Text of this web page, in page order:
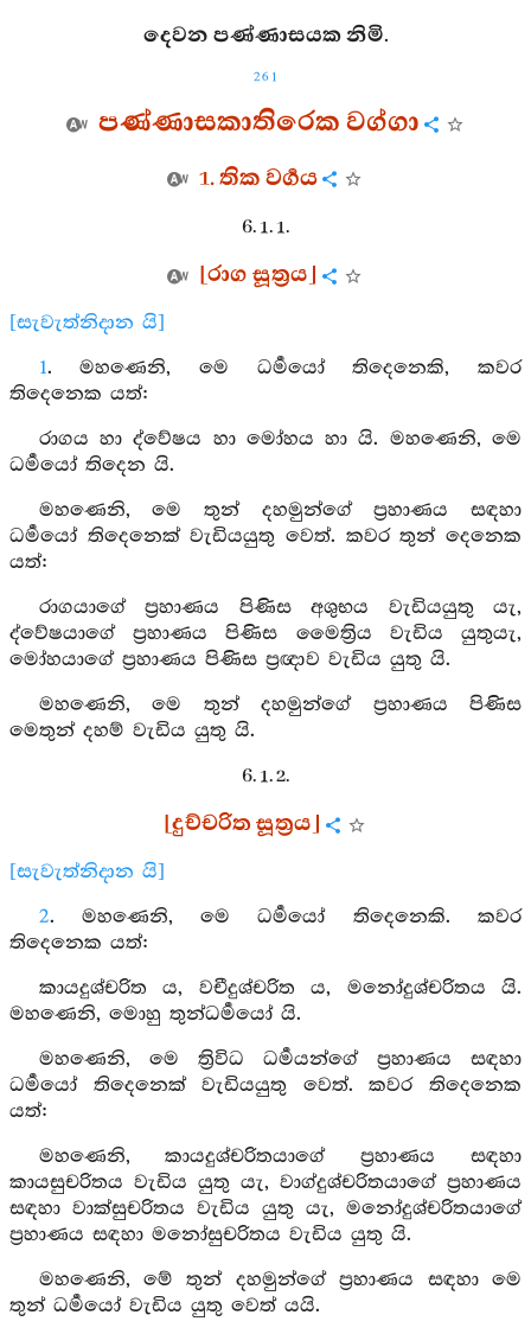
දෙවන පණ්ණාසයක නිමි.
261
පණ්ණාසකාතිරෙක වග්ගා
1. තික වර්‍ගය
6. 1. 1.
[රාග සූත්‍රය]
[සැවැත්නිදාන යි]
1. මහණෙනි, මෙ ධර්‍මයෝ තිදෙනෙකි, කවර
තිදෙනෙක යත්:
රාගය හා ද්වේෂය හා මෝහය හා යි. මහණෙනි, මෙ
ධර්‍මයෝ තිදෙන යි.
මහණෙනි, මෙ තුන් දහමුන්ගේ ප්‍රහාණය සඳහා
ධර්‍මයෝ තිදෙනෙක් වැඩියයුතු වෙත්. කවර තුන් දෙනෙක
යත්:
රාගයාගේ ප්‍රහාණය පිණිස අශුභය වැඩියයුතු යැ,
ද්වේෂයාගේ ප්‍රහාණය පිණිස මෛත්‍රිය වැඩිය යුතුයැ,
මෝහයාගේ ප්‍රහාණය පිණිස ප්‍රඥාව වැඩිය යුතු යි.
මහණෙනි, මෙ තුන් දහමුන්ගේ ප්‍රහාණය පිණිස
මෙතුන් දහම් වැඩිය යුතු යි.
6. 1. 2.
[දුච්චරිත සූත්‍රය]
[සැවැත්නිදාන යි]
2. මහණෙනි, මෙ ධර්‍මයෝ තිදෙනෙකි. කවර
තිදෙනෙක යත්:
කායදුශ්චරිත ය, වචීදුශ්චරිත ය, මනෝදුශ්චරිතය යි.
මහණෙනි, මොහු තුන්ධර්‍මයෝ යි.
මහණෙනි, මෙ ත්‍රිවිධ ධර්‍මයන්ගේ ප්‍රහාණය සඳහා
ධර්‍මයෝ තිදෙනෙක් වැඩියයුතු වෙත්. කවර තිදෙනෙක
යත්:
මහණෙනි, කායදුශ්චරිතයාගේ ප්‍රහාණය සඳහා
කායසුචරිතය වැඩිය යුතු යැ, වාග්දුශ්චරිතයාගේ ප්‍රහාණය
සඳහා වාක්සුචරිතය වැඩිය යුතු යැ, මනෝදුශ්චරිතයාගේ
ප්‍රහාණය සඳහා මනෝසුචරිතය වැඩිය යුතු යි.
මහණෙනි, මේ තුන් දහමුන්ගේ ප්‍රහාණය සඳහා මෙ
තුන් ධර්‍මයෝ වැඩිය යුතු වෙත් යයි.